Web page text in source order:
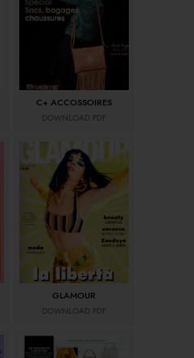
C+ ACCOSSOIRES
DOWNLOAD PDF
GLAMOUR
DOWNLOAD PDF